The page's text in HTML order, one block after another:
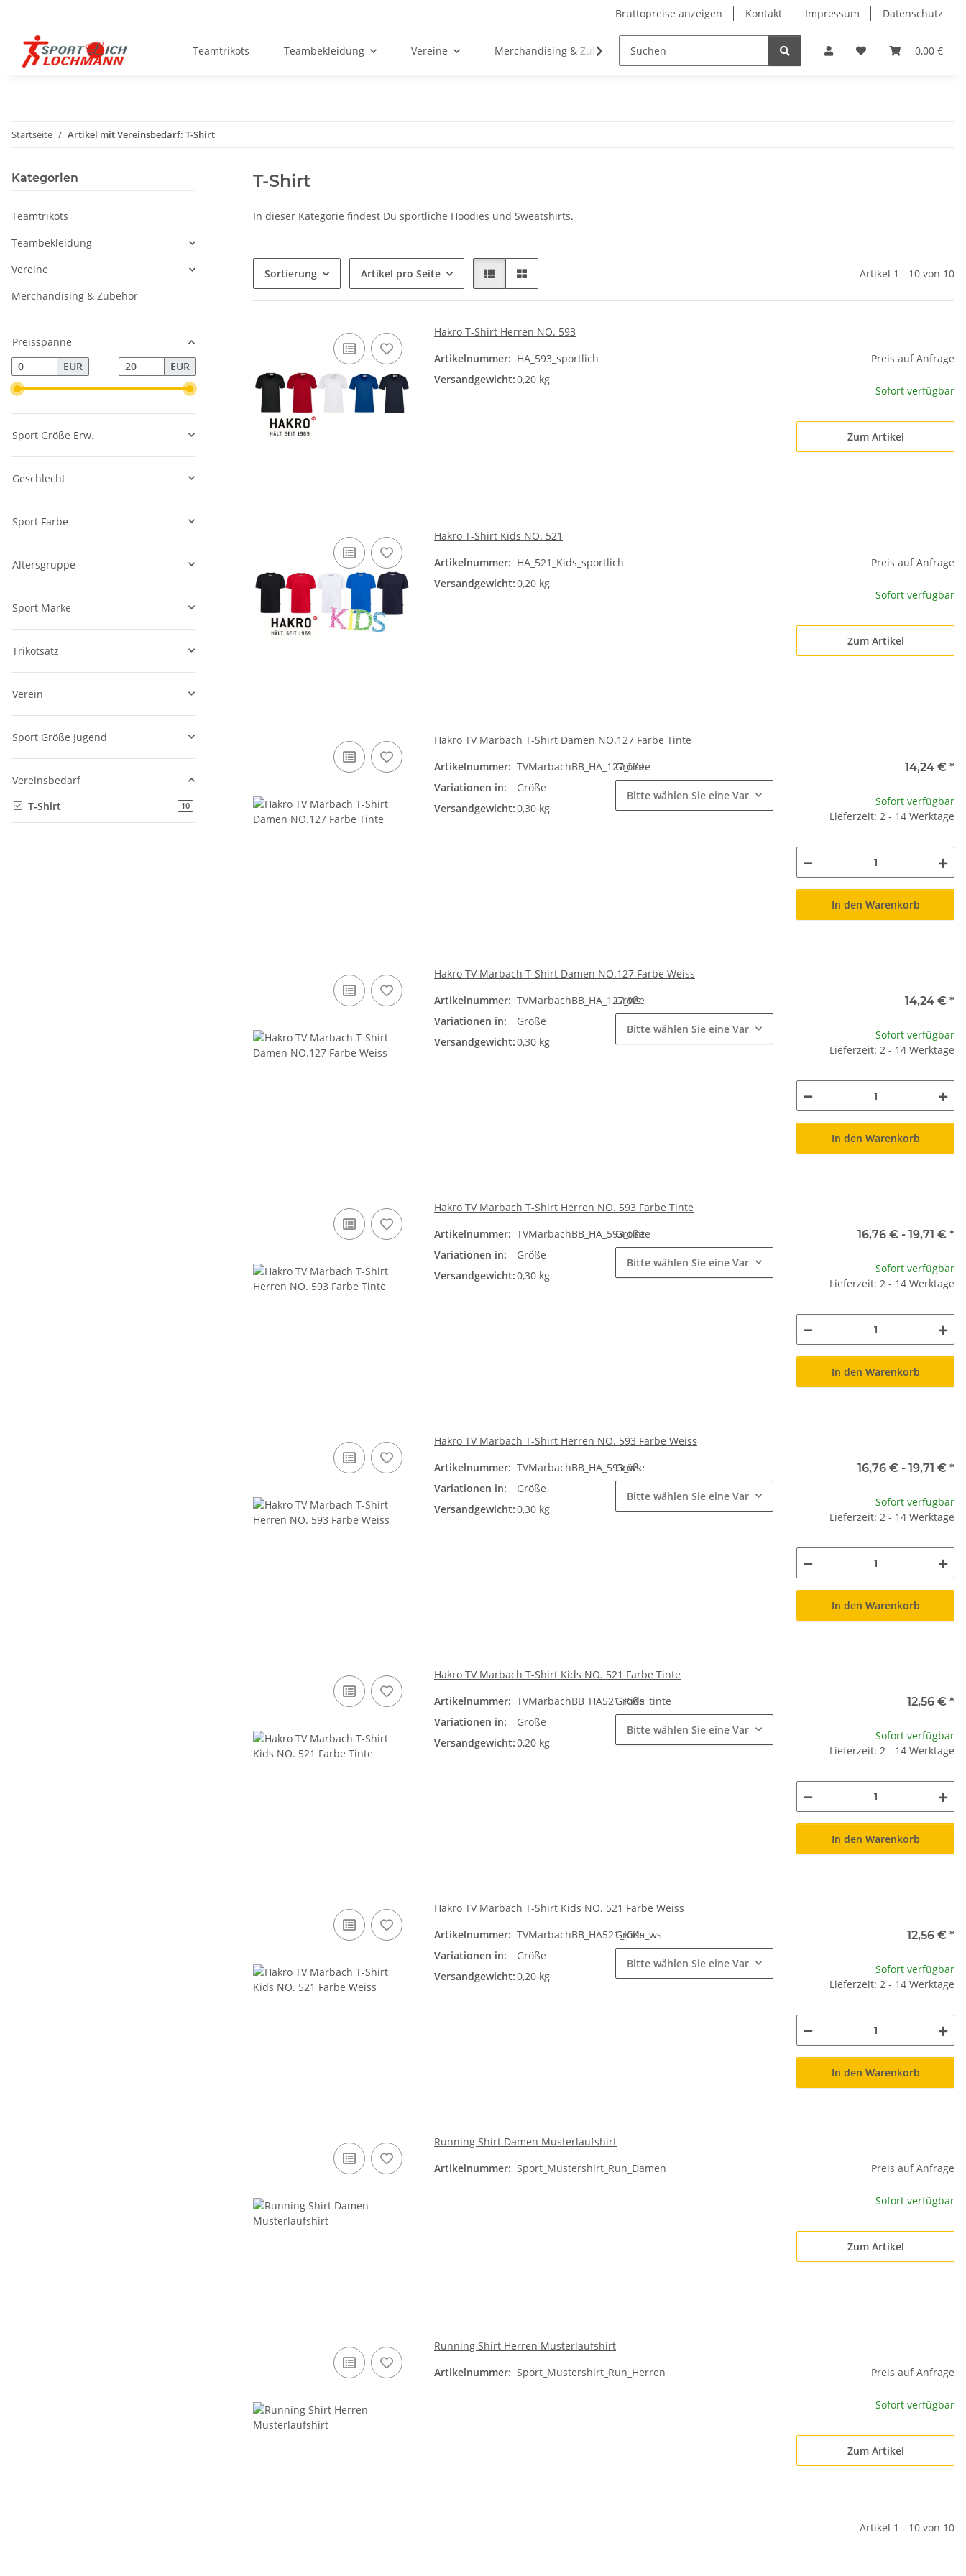
Bruttopreise anzeigen Kontakt Impressum Datenschutz
0,00 €
Teamtrikots Teambekleidung Vereine Merchandising & Zubehör
Startseite Artikel mit Vereinsbedarf: T-Shirt
T-Shirt
In dieser Kategorie findest Du sportliche Hoodies und Sweatshirts.
Sortierung Artikel pro Seite Artikel 1 - 10 von 10
Hakro T-Shirt Herren NO. 593
Artikelnummer: HA_593_sportlich
Versandgewicht:0,20 kg
Preis auf Anfrage
Sofort verfügbar
Zum Artikel
Hakro T-Shirt Kids NO. 521
Artikelnummer: HA_521_Kids_sportlich
Versandgewicht:0,20 kg
Preis auf Anfrage
Sofort verfügbar
Zum Artikel
Hakro TV Marbach T-Shirt Damen NO.127 Farbe Tinte
Artikelnummer: TVMarbachBB_HA_127_tinte
Variationen in:
Größe
Versandgewicht:0,30 kg
Größe
Bitte wählen Sie eine Variation.
14,24 € *
Sofort verfügbar
Lieferzeit: 2 - 14 Werktage
In den Warenkorb
Hakro TV Marbach T-Shirt Damen NO.127 Farbe Weiss
Artikelnummer: TVMarbachBB_HA_127_ws
Variationen in:
Größe
Versandgewicht:0,30 kg
Größe
Bitte wählen Sie eine Variation.
14,24 € *
Sofort verfügbar
Lieferzeit: 2 - 14 Werktage
In den Warenkorb
Hakro TV Marbach T-Shirt Herren NO. 593 Farbe Tinte
Artikelnummer: TVMarbachBB_HA_593_tinte
Variationen in:
Größe
Versandgewicht:0,30 kg
Größe
Bitte wählen Sie eine Variation.
16,76 € - 19,71 € *
Sofort verfügbar
Lieferzeit: 2 - 14 Werktage
In den Warenkorb
Hakro TV Marbach T-Shirt Herren NO. 593 Farbe Weiss
Artikelnummer: TVMarbachBB_HA_593_ws
Variationen in:
Größe
Versandgewicht:0,30 kg
Größe
Bitte wählen Sie eine Variation.
16,76 € - 19,71 € *
Sofort verfügbar
Lieferzeit: 2 - 14 Werktage
In den Warenkorb
Hakro TV Marbach T-Shirt Kids NO. 521 Farbe Tinte
Artikelnummer: TVMarbachBB_HA521_Kids_tinte
Variationen in:
Größe
Versandgewicht:0,20 kg
Größe
Bitte wählen Sie eine Variation.
12,56 € *
Sofort verfügbar
Lieferzeit: 2 - 14 Werktage
In den Warenkorb
Hakro TV Marbach T-Shirt Kids NO. 521 Farbe Weiss
Artikelnummer: TVMarbachBB_HA521_Kids_ws
Variationen in:
Größe
Versandgewicht:0,20 kg
Größe
Bitte wählen Sie eine Variation.
12,56 € *
Sofort verfügbar
Lieferzeit: 2 - 14 Werktage
In den Warenkorb
Running Shirt Damen Musterlaufshirt
Artikelnummer: Sport_Mustershirt_Run_Damen Preis auf Anfrage
Sofort verfügbar
Zum Artikel
Running Shirt Herren Musterlaufshirt
Artikelnummer: Sport_Mustershirt_Run_Herren Preis auf Anfrage
Sofort verfügbar
Zum Artikel
Artikel 1 - 10 von 10
Kategorien
Teamtrikots
Teambekleidung
Vereine
Merchandising & Zubehör
Preisspanne
EUR
EUR
Sport Größe Erw.
Geschlecht
Sport Farbe
Altersgruppe
Sport Marke
Trikotsatz
Verein
Sport Größe Jugend
Vereinsbedarf
T-Shirt
10Artikel gefunden